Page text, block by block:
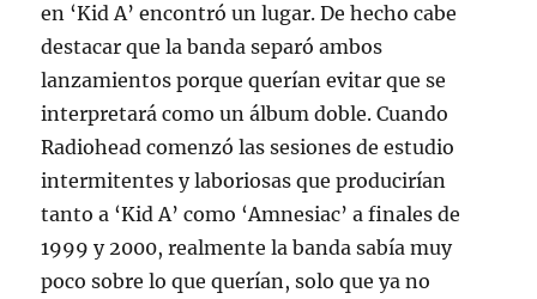
en ‘Kid A’ encontró un lugar. De hecho cabe
destacar que la banda separó ambos
lanzamientos porque querían evitar que se
interpretará como un álbum doble. Cuando
Radiohead comenzó las sesiones de estudio
intermitentes y laboriosas que producirían
tanto a ‘Kid A’ como ‘Amnesiac’ a finales de
1999 y 2000, realmente la banda sabía muy
poco sobre lo que querían, solo que ya no